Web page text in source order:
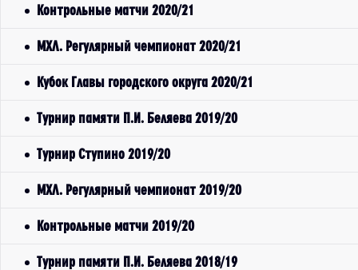
Контрольные матчи 2020/21
МХЛ. Регулярный чемпионат 2020/21
Кубок Главы городского округа 2020/21
Турнир памяти П.И. Беляева 2019/20
Турнир Ступино 2019/20
МХЛ. Регулярный чемпионат 2019/20
Контрольные матчи 2019/20
Турнир памяти П.И. Беляева 2018/19